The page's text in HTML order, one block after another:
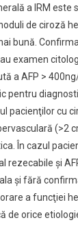
a IRM este
de ciroză
bună.
examen
a AFP >
pentru
pacienţilor cu
(>2
În cazul
rezecabile şi
şi fără
a funcţiei
de orice